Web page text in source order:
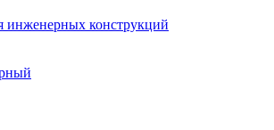
инженерных конструкций